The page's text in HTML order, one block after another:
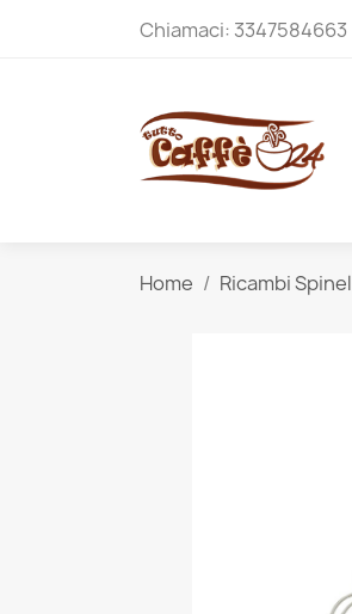
Chiamaci: 3347584663
Home Ricambi Spinel